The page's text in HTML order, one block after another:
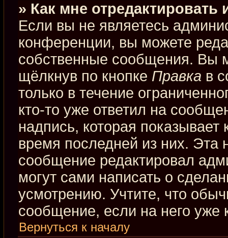
» Как мне
Если вы не являетесь
конференции, вы можете
собственные сообщения. Вы
щёлкнув по кнопке Правка в
только в течение
кто-то уже ответил на
надпись, которая показывает
время последней из них. Эта
сообщение редактировал
могут сами написать о
усмотрению. Учтите, что
сообщение, если на него уже
Вернуться к началу